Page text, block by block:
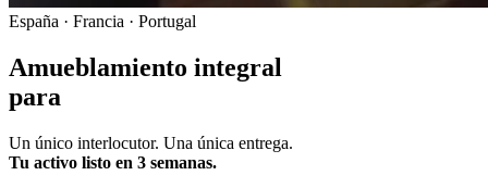
España · Francia · Portugal
Amueblamiento integral
para
Un único interlocutor. Una única entrega.
Tu activo listo en 3 semanas.